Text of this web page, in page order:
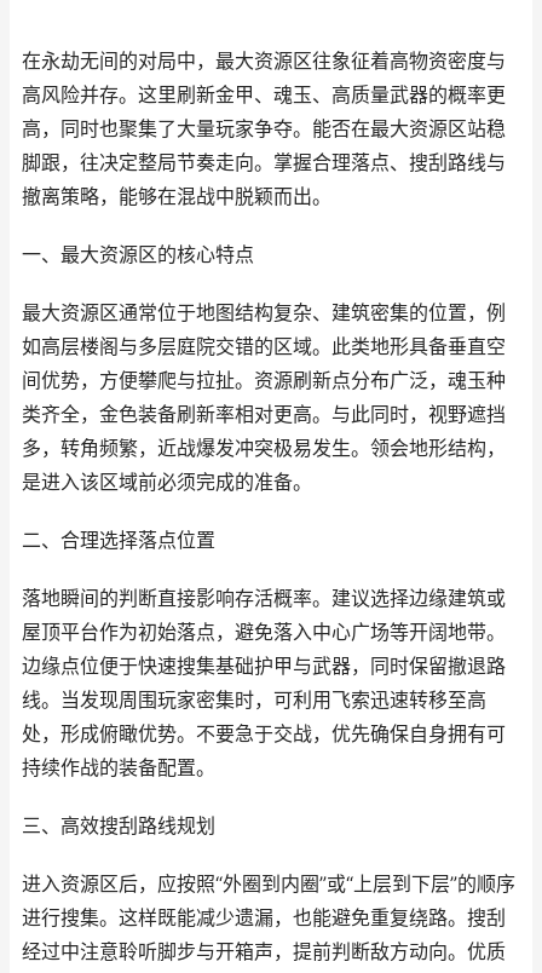
在永劫无间的对局中，最大资源区往象征着高物资密度与
高风险并存。这里刷新金甲、魂玉、高质量武器的概率更
高，同时也聚集了大量玩家争夺。能否在最大资源区站稳
脚跟，往决定整局节奏走向。掌握合理落点、搜刮路线与
撤离策略，能够在混战中脱颖而出。
一、最大资源区的核心特点
最大资源区通常位于地图结构复杂、建筑密集的位置，例
如高层楼阁与多层庭院交错的区域。此类地形具备垂直空
间优势，方便攀爬与拉扯。资源刷新点分布广泛，魂玉种
类齐全，金色装备刷新率相对更高。与此同时，视野遮挡
多，转角频繁，近战爆发冲突极易发生。领会地形结构，
是进入该区域前必须完成的准备。
二、合理选择落点位置
落地瞬间的判断直接影响存活概率。建议选择边缘建筑或
屋顶平台作为初始落点，避免落入中心广场等开阔地带。
边缘点位便于快速搜集基础护甲与武器，同时保留撤退路
线。当发现周围玩家密集时，可利用飞索迅速转移至高
处，形成俯瞰优势。不要急于交战，优先确保自身拥有可
持续作战的装备配置。
三、高效搜刮路线规划
进入资源区后，应按照“外圈到内圈”或“上层到下层”的顺序
进行搜集。这样既能减少遗漏，也能避免重复绕路。搜刮
经过中注意聆听脚步与开箱声，提前判断敌方动向。优质